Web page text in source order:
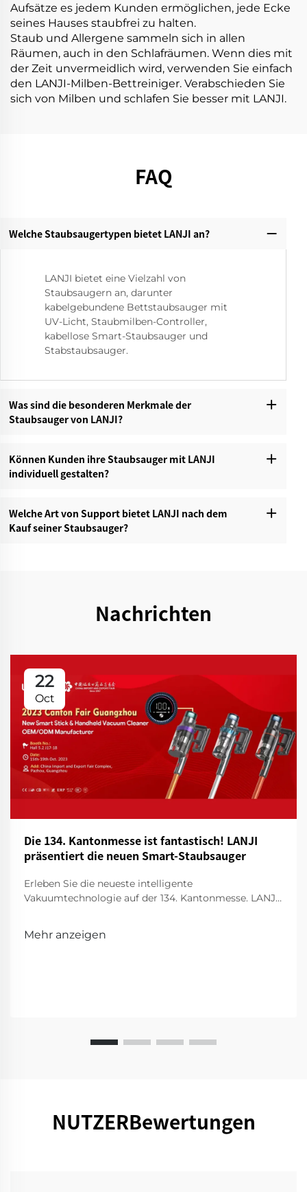
Aufsätze es jedem Kunden ermöglichen, jede Ecke
seines Hauses staubfrei zu halten.
Staub und Allergene sammeln sich in allen
Räumen, auch in den Schlafräumen. Wenn dies mit
der Zeit unvermeidlich wird, verwenden Sie einfach
den LANJI-Milben-Bettreiniger. Verabschieden Sie
sich von Milben und schlafen Sie besser mit LANJI.
FAQ
Welche Staubsaugertypen bietet LANJI an?
LANJI bietet eine Vielzahl von
Staubsaugern an, darunter
kabelgebundene Bettstaubsauger mit
UV-Licht, Staubmilben-Controller,
kabellose Smart-Staubsauger und
Stabstaubsauger.
Was sind die besonderen Merkmale der
Staubsauger von LANJI?‌
Können Kunden ihre Staubsauger mit LANJI
individuell gestalten?‌
Welche Art von Support bietet LANJI nach dem
Kauf seiner Staubsauger?‌
Nachrichten
22
Oct
Die 134. Kantonmesse ist fantastisch! LANJI
präsentiert die neuen Smart-Staubsauger
Erleben Sie die neueste intelligente
Vakuumtechnologie auf der 134. Kantonmesse. LANJI
für eine Vorführung!
Mehr anzeigen
NUTZERBewertungen